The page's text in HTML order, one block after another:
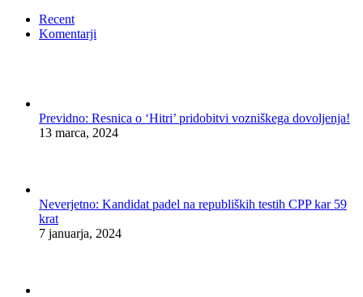
Recent
Komentarji
Previdno: Resnica o ‘Hitri’ pridobitvi vozniškega dovoljenja!
13 marca, 2024
Neverjetno: Kandidat padel na republiških testih CPP kar 59
krat
7 januarja, 2024